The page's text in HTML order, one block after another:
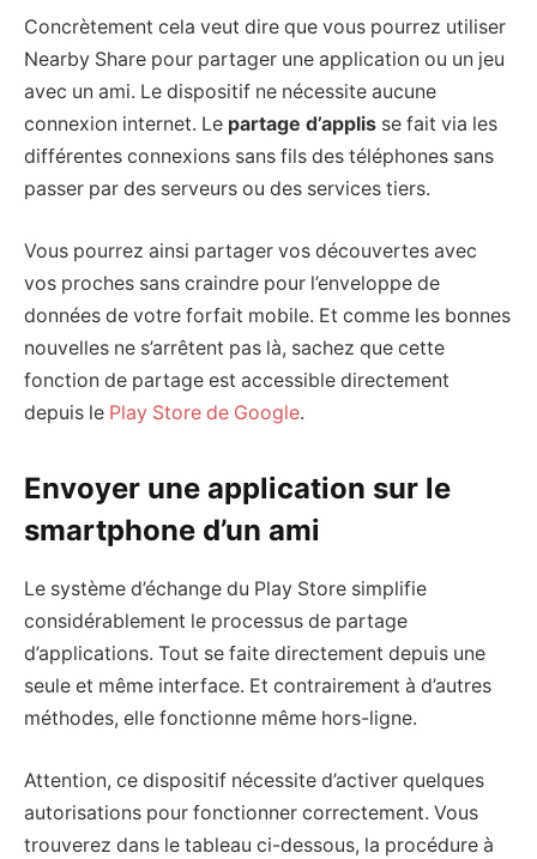
Concrètement cela veut dire que vous pourrez utiliser
Nearby Share pour partager une application ou un jeu
avec un ami. Le dispositif ne nécessite aucune
connexion internet. Le partage d’applis se fait via les
différentes connexions sans fils des téléphones sans
passer par des serveurs ou des services tiers.
Vous pourrez ainsi partager vos découvertes avec
vos proches sans craindre pour l’enveloppe de
données de votre forfait mobile. Et comme les bonnes
nouvelles ne s’arrêtent pas là, sachez que cette
fonction de partage est accessible directement
depuis le Play Store de Google.
Envoyer une application sur le
smartphone d’un ami
Le système d’échange du Play Store simplifie
considérablement le processus de partage
d’applications. Tout se faite directement depuis une
seule et même interface. Et contrairement à d’autres
méthodes, elle fonctionne même hors-ligne.
Attention, ce dispositif nécessite d’activer quelques
autorisations pour fonctionner correctement. Vous
trouverez dans le tableau ci-dessous, la procédure à